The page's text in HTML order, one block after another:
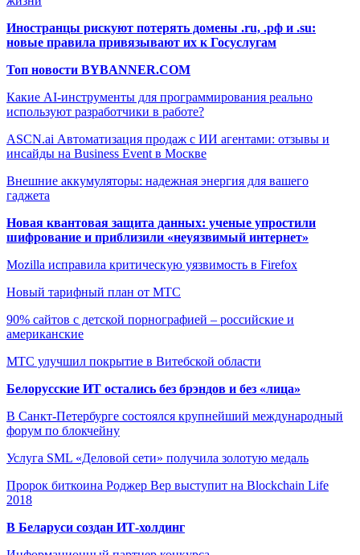
Иностранцы рискуют потерять домены .ru, .рф и .su:
новые правила привязывают их к Госуслугам
Топ новости BYBANNER.COM
Какие AI-инструменты для программирования реально
используют разработчики в работе?
ASCN.ai Автоматизация продаж с ИИ агентами: отзывы и
инсайды на Business Event в Москве
Внешние аккумуляторы: надежная энергия для вашего
гаджета
Новая квантовая защита данных: ученые упростили
шифрование и приблизили «неуязвимый интернет»
Mozilla исправила критическую уязвимость в Firefox
Новый тарифный план от МТС
90% сайтов с детской порнографией – российские и
американские
МТС улучшил покрытие в Витебской области
Белорусские ИТ остались без брэндов и без «лица»
В Санкт-Петербурге состоялся крупнейший международный
форум по блокчейну
Услуга SML «Деловой сети» получила золотую медаль
Пророк биткоина Роджер Вер выступит на Blockchain Life
2018
В Беларуси создан ИТ-холдинг